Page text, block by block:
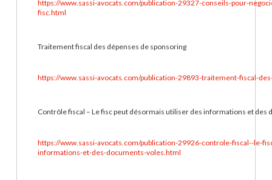
https://www.sassi-avocats.com/publication-29327-conseils-pour-
fisc.html
Traitement fiscal des dépenses de sponsoring
https://www.sassi-avocats.com/publication-29893-traitement-fiscal-
Contrôle fiscal – Le fisc peut désormais utiliser des informations et des
https://www.sassi-avocats.com/publication-29926-controle-fiscal--le-
informations-et-des-documents-voles.html